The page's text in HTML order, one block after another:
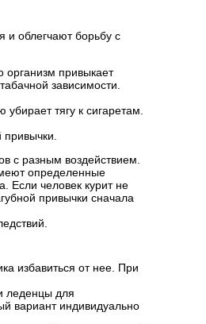
и облегчают борьбу с
привыкает
зависимости.
тягу к сигаретам.
с разным воздействием.
определенные
Если человек курит не
привычки сначала
избавиться от нее. При
леденцы для
вариант индивидуально